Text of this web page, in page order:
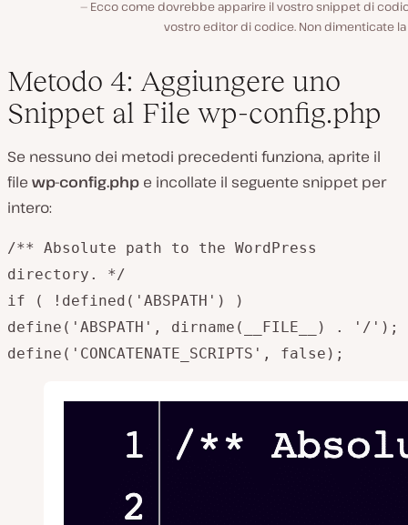
Ecco come dovrebbe apparire il vostro snippet di
vostro editor di codice. Non dimenticate la
Metodo 4: Aggiungere uno
Snippet al File wp-config.php
Se nessuno dei metodi precedenti funziona, aprite il
file wp-config.php e incollate il seguente snippet per
intero:
/** Absolute path to the WordPress
directory. */
if ( !defined('ABSPATH') )
define('ABSPATH', dirname(__FILE__) . '/');
define('CONCATENATE_SCRIPTS', false);